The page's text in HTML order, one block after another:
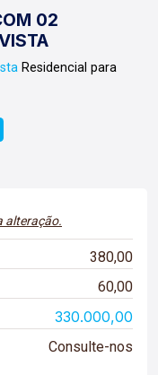
02
Residencial para
alteração.
380,00
60,00
330.000,00
Consulte-nos